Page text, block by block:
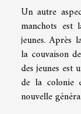
Un autre
manchots
jeunes. Après
la couvaison
des jeunes est
de la colonie
nouvelle